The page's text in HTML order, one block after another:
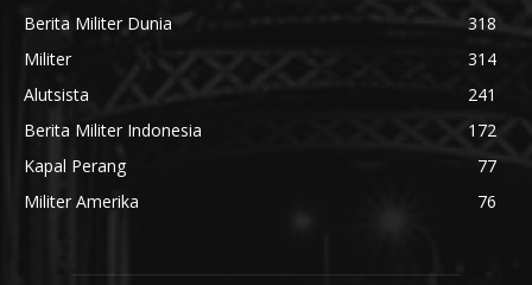
Berita Militer Dunia
318
Militer
314
Alutsista
241
Berita Militer Indonesia
172
Kapal Perang
77
Militer Amerika
76